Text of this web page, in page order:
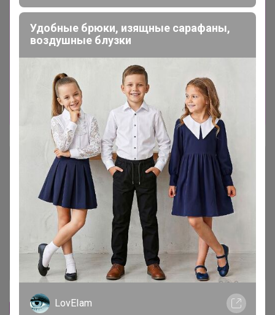
НЕТ, ЗНАЧИТ Я ЕЩЕ ОБРАБАТЫВАЮ СЧЕТ,
ПРОВЕРЬТЕ ЧУТЬ ПОЗЖЕ ✨ПОСЛЕ РАЗБОРА
КАКИЕ-ТО ПОЗИЦИИ МОГУТ ОСТАТЬСЯ
ПОСЛЕ ПРОВЕРКИ ДОКУМЕНТОВ НАМ ЛИБО
ДОСЫЛАЮТ ТОВАР, ЛИБО ДЕЛАЮТ ВОЗВРАТ
(Я ПРОСТАВЛЯЮ НЕДОСЫЛ И ДЕЛАЮ
РАССЫЛКУ)
Описание
Условия участия
Ключевые даты
История проведённых выкупов
Cтраничка организатора
Удобные брюки, изящные сарафаны,
воздушные блузки
LovEIam